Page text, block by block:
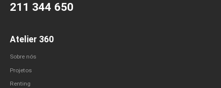
211 344 650
Atelier 360
Sobre nós
Projetos
Renting